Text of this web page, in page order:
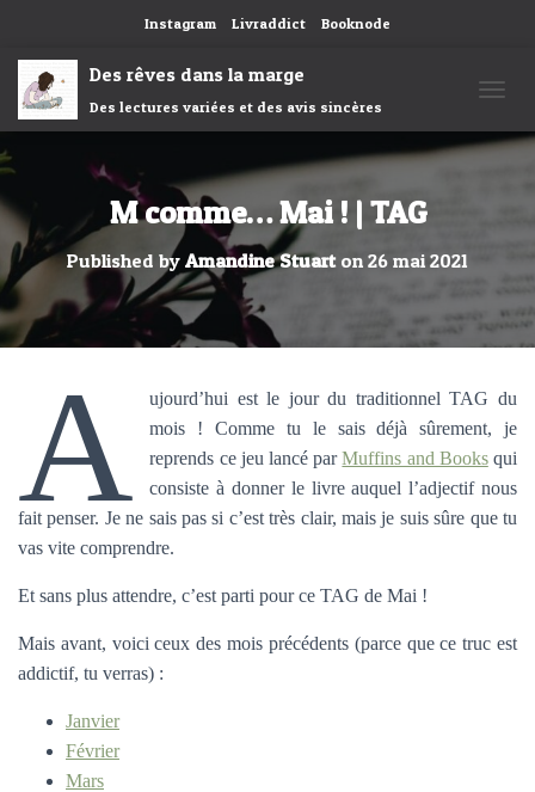
Instagram Livraddict Booknode
Des rêves dans la marge
Des lectures variées et des avis sincères
M comme… Mai ! | TAG
Published by Amandine Stuarton 26 mai 2021
A
ujourd’hui est le jour du traditionnel TAG du
mois ! Comme tu le sais déjà sûrement, je
reprends ce jeu lancé parMuffins and Booksqui
consiste à donner le livre auquel l’adjectif nous
fait penser. Je ne sais pas si c’est très clair, mais je suis sûre que tu
vas vite comprendre.
Et sans plus attendre, c’est parti pour ce TAG de Mai !
Mais avant, voici ceux des mois précédents (parce que ce truc est
addictif, tu verras) :
Janvier
Février
Mars